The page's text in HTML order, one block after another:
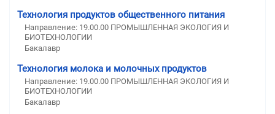
Технология продуктов общественного питания
Направление: 19.00.00 ПРОМЫШЛЕННАЯ ЭКОЛОГИЯ И
БИОТЕХНОЛОГИИ
Бакалавр
Технология молока и молочных продуктов
Направление: 19.00.00 ПРОМЫШЛЕННАЯ ЭКОЛОГИЯ И
БИОТЕХНОЛОГИИ
Бакалавр